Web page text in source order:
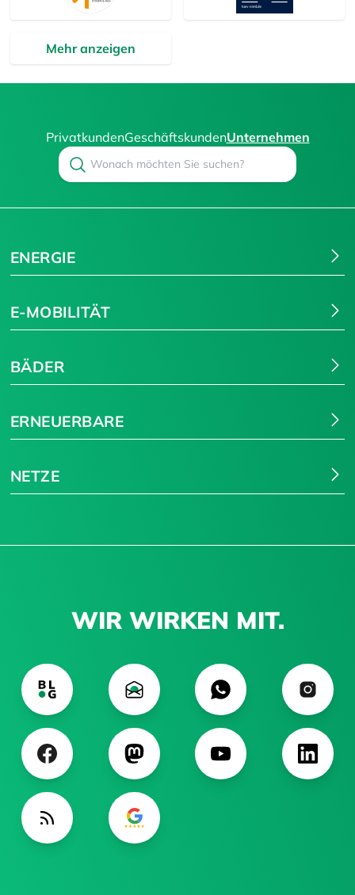
Mehr anzeigen
PrivatkundenGeschäftskundenUnternehmen
Search
ENERGIE
E-MOBILITÄT
BÄDER
ERNEUERBARE
NETZE
WIR WIRKEN MIT.